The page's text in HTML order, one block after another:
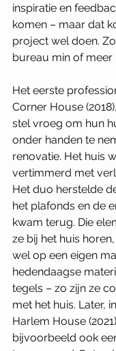
inspiratie en
komen – maar dat
project wel doen.
bureau min of meer
Het eerste
Corner House
stel vroeg om hun
onder handen te
renovatie. Het huis
vertimmerd met
Het duo herstelde
het plafonds en de
kwam terug. Die
ze bij het huis
wel op een eigen
hedendaagse
tegels – zo zijn ze
met het huis. Later,
Harlem House
bijvoorbeeld ook